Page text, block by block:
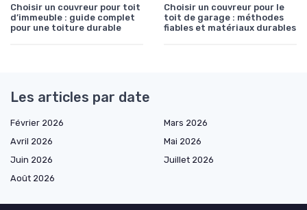
Choisir un couvreur pour toit
d’immeuble : guide complet
pour une toiture durable
Choisir un couvreur pour le
toit de garage : méthodes
fiables et matériaux durables
Les articles par date
Février 2026
Mars 2026
Avril 2026
Mai 2026
Juin 2026
Juillet 2026
Août 2026